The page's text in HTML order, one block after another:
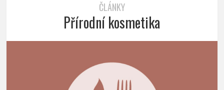
ČLÁNKY
Přírodní kosmetika